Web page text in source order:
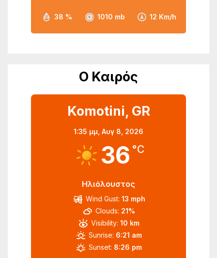
38 % 1010 mb 12 Km/h
Ο Καιρός
Komotini, GR
1:35 μμ, Αυγ 8, 2026
36 °C
Ηλιόλουστος
Wind Gust: 13 mph
Clouds: 21%
Visibility: 10 km
Sunrise: 6:21 am
Sunset: 8:26 pm